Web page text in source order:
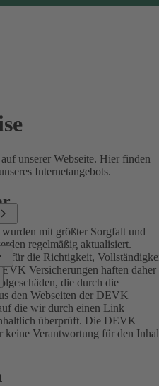
unserer Webseite. Hier finden
Internetangebots.
mit größter Sorgfalt und
regelmäßig aktualisiert.
für die Richtigkeit,
Versicherungen haften daher
die durch die
den Webseiten der DEVK
die wir durch einen Link
überprüft. Die DEVK
keine Verantwortung für den